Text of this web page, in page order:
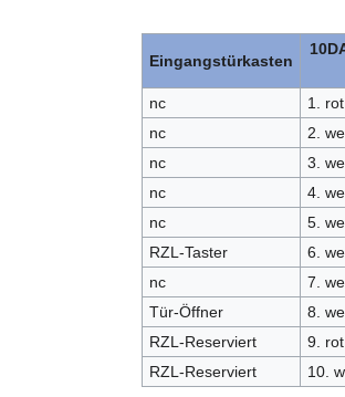
Eingangstürkasten
nc
1.
nc
2.
nc
3.
nc
4.
nc
5.
RZL-Taster
6.
nc
7.
Tür-Öffner
8.
RZL-Reserviert
9.
RZL-Reserviert
10.